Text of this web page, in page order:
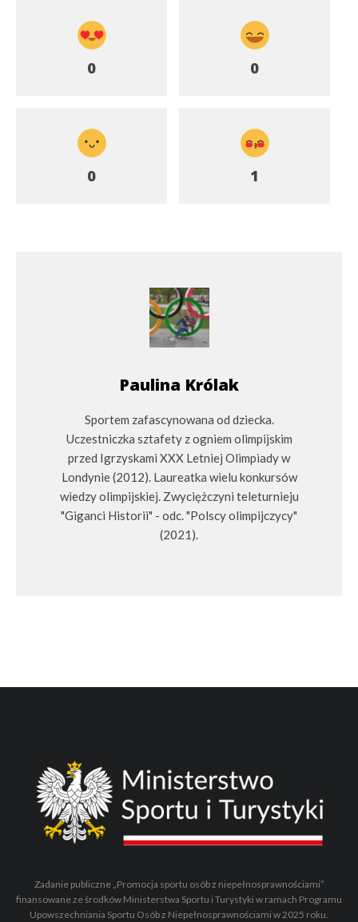
0 0
0 1
Paulina Królak
Sportem zafascynowana od dziecka.
Uczestniczka sztafety z ogniem olimpijskim
przed Igrzyskami XXX Letniej Olimpiady w
Londynie (2012). Laureatka wielu konkursów
wiedzy olimpijskiej. Zwyciężczyni teleturnieju
"Giganci Historii" - odc. "Polscy olimpijczycy"
(2021).
Zadanie publiczne „Promocja sportu osób z niepełnosprawnościami”
finansowane ze środków Ministerstwa Sportu i Turystyki w ramach Programu
Upowszechniania Sportu Osób z Niepełnosprawnościami w 2025 roku.